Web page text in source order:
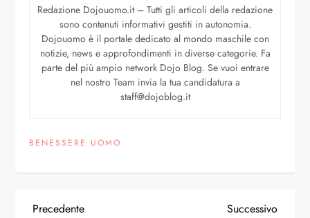
Redazione Dojouomo.it – Tutti gli articoli della redazione
sono contenuti informativi gestiti in autonomia.
Dojouomo è il portale dedicato al mondo maschile con
notizie, news e approfondimenti in diverse categorie. Fa
parte del più ampio network Dojo Blog. Se vuoi entrare
nel nostro Team invia la tua candidatura a
staff@dojoblog.it
BENESSERE UOMO
Precedente
Successivo